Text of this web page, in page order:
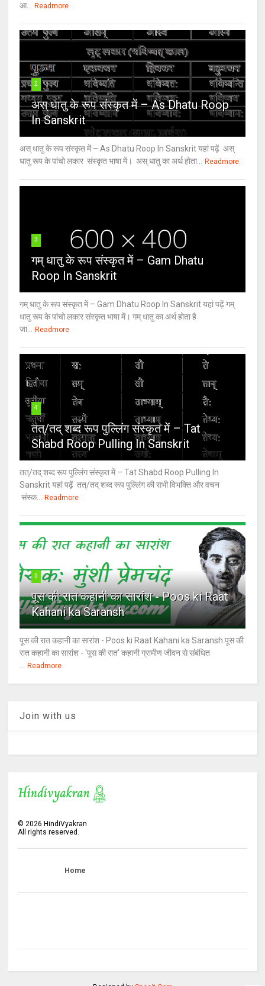
आ...
Readmore
2
अस् धातु के रूप संस्कृत में – As Dhatu Roop
In Sanskrit
अस् धातु के रूप संस्कृत में – As Dhatu Roop In Sanskrit यहां पढ़ें अस्
धातु रूप के पांचो लकार संस्कृत भाषा में। अस् धातु का अर्थ होता...
Readmore
3
गम् धातु के रूप संस्कृत में – Gam Dhatu
Roop In Sanskrit
गम् धातु के रूप संस्कृत में – Gam Dhatu Roop In Sanskrit यहां पढ़ें गम्
धातु रूप के पांचो लकार संस्कृत भाषा में। गम् धातु का अर्थ होता है
जा...
Readmore
4
तत्/तद् शब्द रूप पुल्लिंग संस्कृत में – Tat
Shabd Roop Pulling In Sanskrit
तत्/तद् शब्द रूप पुल्लिंग संस्कृत में – Tat Shabd Roop Pulling In
Sanskrit यहां पढ़ें तत्/तद् शब्द रूप पुल्लिंग की सभी विभक्ति और वचन
संस्क...
Readmore
5
पूस की रात कहानी का सारांश - Poos ki Raat
Kahani ka Saransh
पूस की रात कहानी का सारांश - Poos ki Raat Kahani ka Saransh पूस की
रात कहानी का सारांश - 'पूस की रात' कहानी ग्रामीण जीवन से संबंधित
Readmore
Join with us
©2026 HindiVyakran
All rights reserved.
Home